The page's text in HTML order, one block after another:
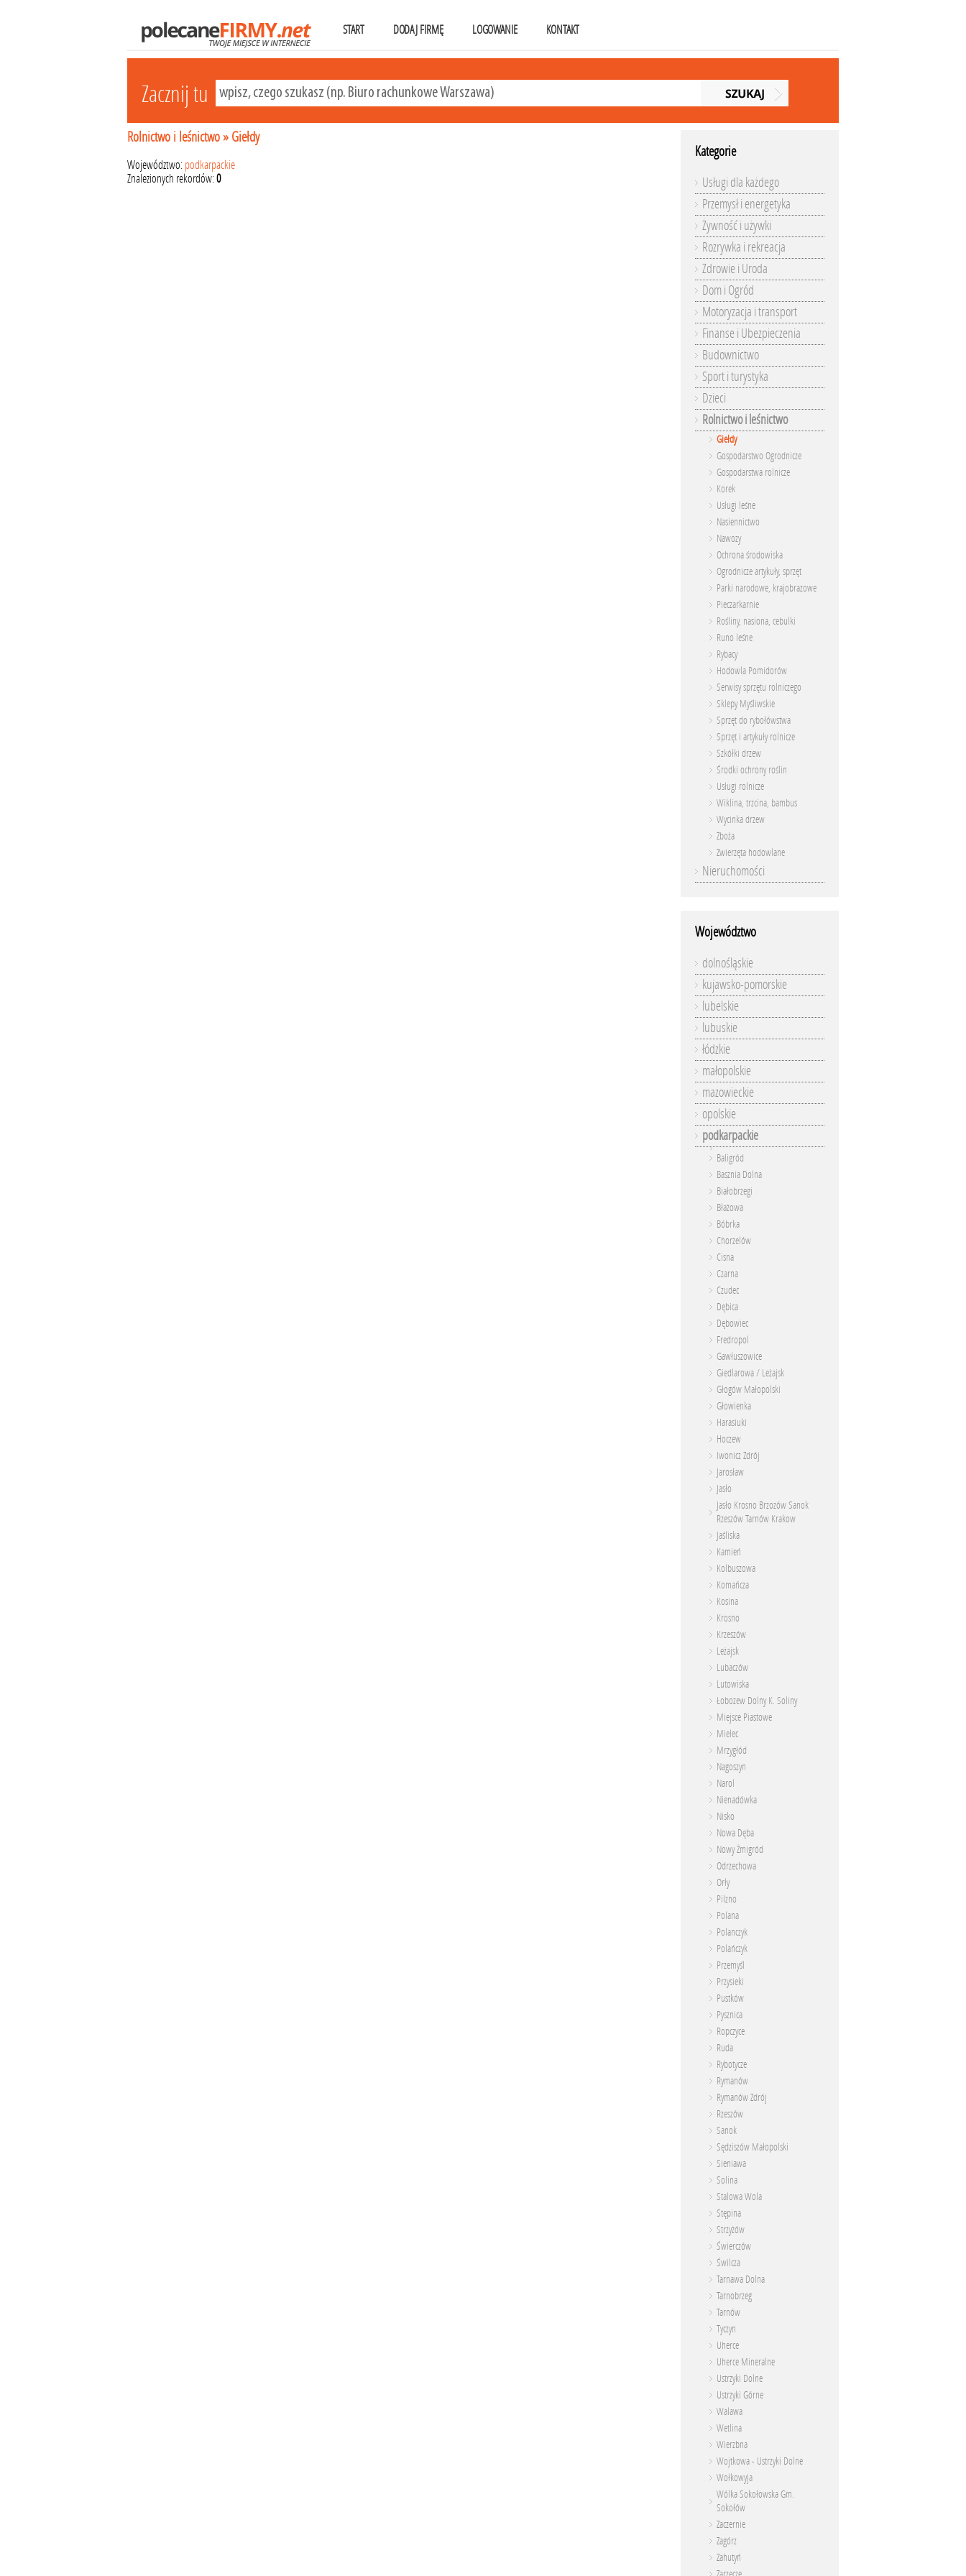
START DODAJ FIRMĘ LOGOWANIE KONTAKT
Zacznij tu
Rolnictwo i leśnictwo» Giełdy
Województwo: podkarpackie
Znalezionych rekordów:0
Kategorie
Usługi dla każdego
Przemysł i energetyka
Żywność i używki
Rozrywka i rekreacja
Zdrowie i Uroda
Dom i Ogród
Motoryzacja i transport
Finanse i Ubezpieczenia
Budownictwo
Sport i turystyka
Dzieci
Rolnictwo i leśnictwo
Giełdy
Gospodarstwo Ogrodnicze
Gospodarstwa rolnicze
Korek
Usługi leśne
Nasiennictwo
Nawozy
Ochrona środowiska
Ogrodnicze artykuły, sprzęt
Parki narodowe, krajobrazowe
Pieczarkarnie
Rośliny, nasiona, cebulki
Runo leśne
Rybacy
Hodowla Pomidorów
Serwisy sprzętu rolniczego
Sklepy Myśliwskie
Sprzęt do rybołówstwa
Sprzęt i artykuły rolnicze
Szkółki drzew
Środki ochrony roślin
Usługi rolnicze
Wiklina, trzcina, bambus
Wycinka drzew
Zboża
Zwierzęta hodowlane
Nieruchomości
Województwo
dolnośląskie
kujawsko-pomorskie
lubelskie
lubuskie
łódzkie
małopolskie
mazowieckie
opolskie
podkarpackie
Baligród
Basznia Dolna
Białobrzegi
Błażowa
Bóbrka
Chorzelów
Cisna
Czarna
Czudec
Dębica
Dębowiec
Fredropol
Gawłuszowice
Giedlarowa / Leżajsk
Głogów Małopolski
Głowienka
Harasiuki
Hoczew
Iwonicz Zdrój
Jarosław
Jasło
Jasło Krosno Brzozów Sanok
Rzeszów Tarnów Krakow
Jaśliska
Kamień
Kolbuszowa
Komańcza
Kosina
Krosno
Krzeszów
Leżajsk
Lubaczów
Lutowiska
Łobozew Dolny K. Soliny
Miejsce Piastowe
Mielec
Mrzygłód
Nagoszyn
Narol
Nienadówka
Nisko
Nowa Dęba
Nowy Żmigród
Odrzechowa
Orły
Pilzno
Polana
Polanczyk
Polańczyk
Przemyśl
Przysieki
Pustków
Pysznica
Ropczyce
Ruda
Rybotycze
Rymanów
Rymanów Zdrój
Rzeszów
Sanok
Sędziszów Małopolski
Sieniawa
Solina
Stalowa Wola
Stępina
Strzyżów
Świerczów
Świlcza
Tarnawa Dolna
Tarnobrzeg
Tarnów
Tyczyn
Uherce
Uherce Mineralne
Ustrzyki Dolne
Ustrzyki Górne
Walawa
Wetlina
Wierzbna
Wojtkowa - Ustrzyki Dolne
Wołkowyja
Wólka Sokołowska Gm.
Sokołów
Zaczernie
Zagórz
Zahutyń